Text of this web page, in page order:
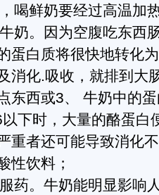
鲜奶要经过高温加
。因为空腹吃东西
蛋白质将很快地转化
消化.吸收，就排到大
东西或3、 牛奶中的
下时，大量的酪蛋白
重者还可能导致消化
性饮料；
。牛奶能明显影响